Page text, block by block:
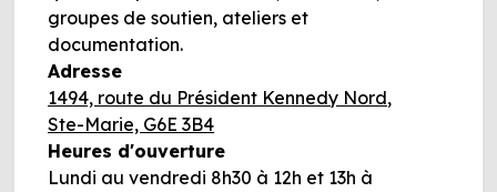
groupes de soutien, ateliers et
documentation.
Adresse
1494, route du Président Kennedy Nord,
Ste-Marie, G6E 3B4
Heures d'ouverture
Lundi au vendredi 8h30 à 12h et 13h à